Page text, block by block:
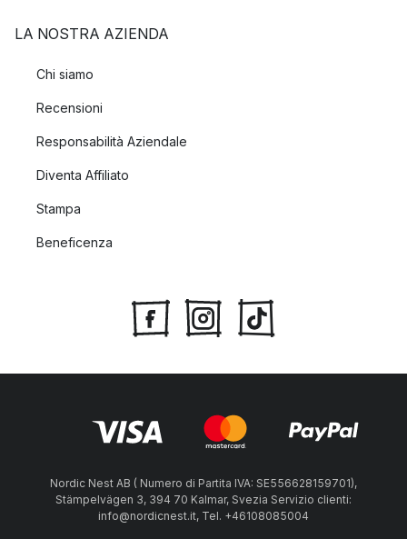
LA NOSTRA AZIENDA
Chi siamo
Recensioni
Responsabilità Aziendale
Diventa Affiliato
Stampa
Beneficenza
Nordic Nest AB ( Numero di Partita IVA: SE556628159701),
Stämpelvägen 3, 394 70 Kalmar, Svezia Servizio clienti:
info@nordicnest.it, Tel. +46108085004